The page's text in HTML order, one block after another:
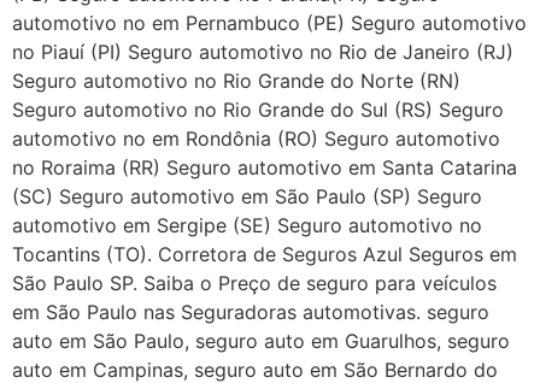
automotivo no em Pernambuco (PE) Seguro automotivo
no Piauí (PI) Seguro automotivo no Rio de Janeiro (RJ)
Seguro automotivo no Rio Grande do Norte (RN)
Seguro automotivo no Rio Grande do Sul (RS) Seguro
automotivo no em Rondônia (RO) Seguro automotivo
no Roraima (RR) Seguro automotivo em Santa Catarina
(SC) Seguro automotivo em São Paulo (SP) Seguro
automotivo em Sergipe (SE) Seguro automotivo no
Tocantins (TO). Corretora de Seguros Azul Seguros em
São Paulo SP. Saiba o Preço de seguro para veículos
em São Paulo nas Seguradoras automotivas. seguro
auto em São Paulo, seguro auto em Guarulhos, seguro
auto em Campinas, seguro auto em São Bernardo do